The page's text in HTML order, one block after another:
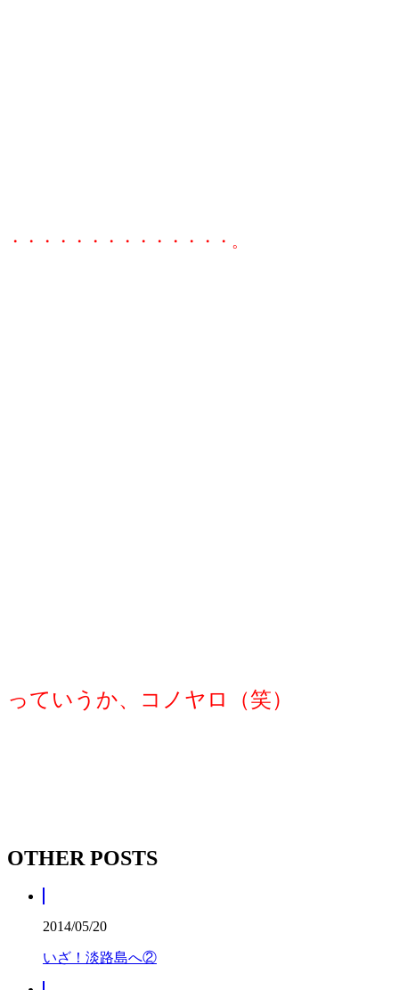
・・・・・・・・・・・・・・。
っていうか、コノヤロ（笑）
OTHER POSTS
2014/05/20
いざ！淡路島へ②